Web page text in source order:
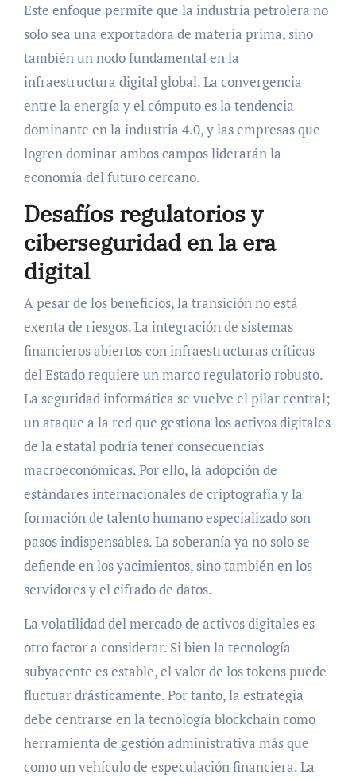
Este enfoque permite que la industria petrolera no
solo sea una exportadora de materia prima, sino
también un nodo fundamental en la
infraestructura digital global. La convergencia
entre la energía y el cómputo es la tendencia
dominante en la industria 4.0, y las empresas que
logren dominar ambos campos liderarán la
economía del futuro cercano.
Desafíos regulatorios y
ciberseguridad en la era
digital
A pesar de los beneficios, la transición no está
exenta de riesgos. La integración de sistemas
financieros abiertos con infraestructuras críticas
del Estado requiere un marco regulatorio robusto.
La seguridad informática se vuelve el pilar central;
un ataque a la red que gestiona los activos digitales
de la estatal podría tener consecuencias
macroeconómicas. Por ello, la adopción de
estándares internacionales de criptografía y la
formación de talento humano especializado son
pasos indispensables. La soberanía ya no solo se
defiende en los yacimientos, sino también en los
servidores y el cifrado de datos.
La volatilidad del mercado de activos digitales es
otro factor a considerar. Si bien la tecnología
subyacente es estable, el valor de los tokens puede
fluctuar drásticamente. Por tanto, la estrategia
debe centrarse en la tecnología blockchain como
herramienta de gestión administrativa más que
como un vehículo de especulación financiera. La